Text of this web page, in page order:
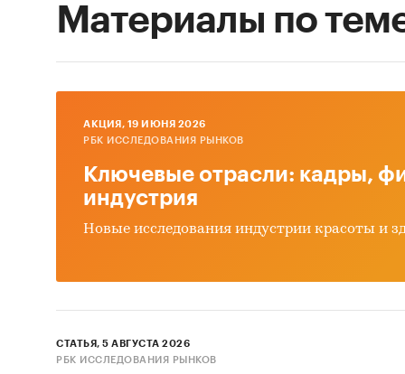
Материалы по
AКЦИЯ, 19 ИЮНЯ 2026
РБК ИССЛЕДОВАНИЯ РЫНКОВ
Ключевые отрасли: кадры,
индустрия
Новые исследования индустрии красоты и
СТАТЬЯ, 5 АВГУСТА 2026
РБК ИССЛЕДОВАНИЯ РЫНКОВ